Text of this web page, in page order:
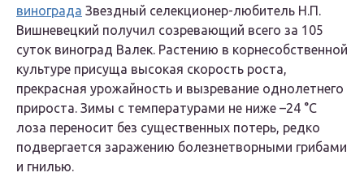
винограда Звездный селекционер-любитель Н.П.
Вишневецкий получил созревающий всего за 105
суток виноград Валек. Растению в корнесобственной
культуре присуща высокая скорость роста,
прекрасная урожайность и вызревание однолетнего
прироста. Зимы с температурами не ниже –24 °C
лоза переносит без существенных потерь, редко
подвергается заражению болезнетворными грибами
и гнилью.